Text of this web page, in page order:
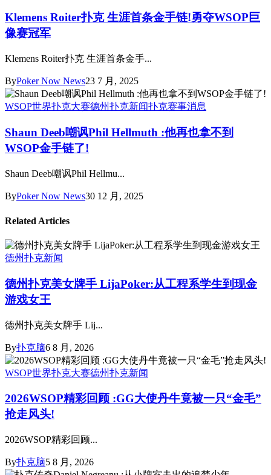
Klemens Roiter扑克 生涯首条金手链!勇夺WSOP巨
像赛冠军
Klemens Roiter扑克 生涯首条金手...
ByPoker Now News23 7 月, 2025
WSOP世界扑克大赛德州扑克新闻扑克赛事消息
Shaun Deeb嘲讽Phil Hellmuth :他再也拿不到
WSOP金手链了!
Shaun Deeb嘲讽Phil Hellmu...
ByPoker Now News30 12 月, 2025
Related Articles
德州扑克新闻
德州扑克美女牌手 LijaPoker:从工程系学生到现金
游戏女王
德州扑克美女牌手 Lij...
By扑克脑6 8 月, 2026
WSOP世界扑克大赛德州扑克新闻
2026WSOP精彩回顾 :GG大使丹牛竟被一只“金毛”
抢走风头!
2026WSOP精彩回顾...
By扑克脑5 8 月, 2026